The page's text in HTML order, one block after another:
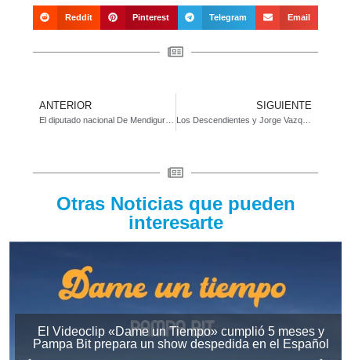
Reddit Pinterest Telegram Email
ANTERIOR SIGUIENTE
Los Descendientes y Jorge Vazquez a sala llena en el Español
Otras Noticias que pueden
interesarte
El Videoclip «Dame un Tiempo» cumplió 5 meses y
Pampa Bit prepara un show despedida en el Español